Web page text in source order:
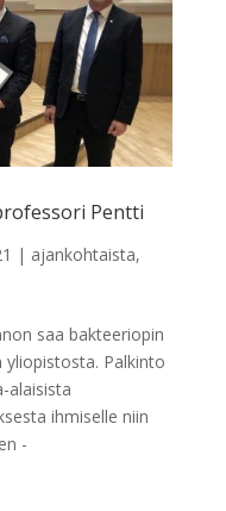
Pentti
| ajankohtaista,
saa bakteeriopin
Palkinto
alaisista
ihmiselle niin
-